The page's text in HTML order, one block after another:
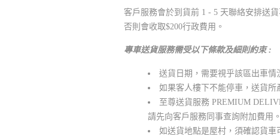
客戶服務會於到貨前 1 - 5 天聯絡安排送
否則會收取$200行政費用。
專車送貨服務需受以下條款及細則約束 :
送貨日期，需要視乎該區出車
如果客人樓下不能停車，送貨
至尊送貨服務 PREMIUM
請先向客戶服務同事查詢附加費用。
如送貨地點是屋村，須確認貨車